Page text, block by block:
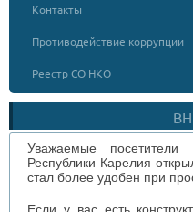
Контакты
Противодействие коррупции
Реестр СО НКО
Уважаемые посетители
Республики Карелия
стал более удобен при